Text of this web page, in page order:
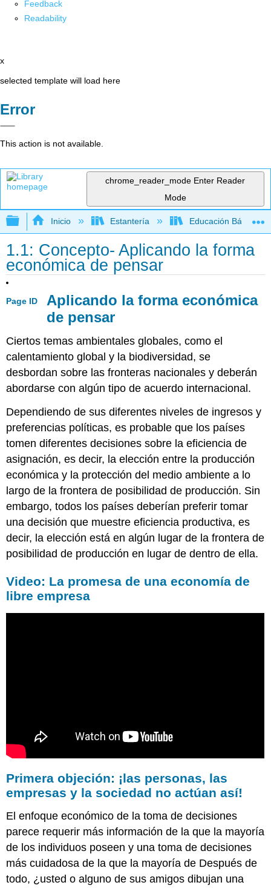
Feedback
Readability
x
selected template will load here
Error
This action is not available.
chrome_reader_mode Enter Reader
Mode
Expandir/contraer jerarquía global
Inicio Estantería Educación Básica
1.1: Concepto- Aplicando la forma
económica de pensar
Page ID
Aplicando la forma económica
de pensar
Ciertos temas ambientales globales, como el
calentamiento global y la biodiversidad, se
desbordan sobre las fronteras nacionales y deberán
abordarse con algún tipo de acuerdo internacional.
Dependiendo de sus diferentes niveles de ingresos y
preferencias políticas, es probable que los países
tomen diferentes decisiones sobre la eficiencia de
asignación, es decir, la elección entre la producción
económica y la protección del medio ambiente a lo
largo de la frontera de posibilidad de producción. Sin
embargo, todos los países deberían preferir tomar
una decisión que muestre eficiencia productiva, es
decir, la elección está en algún lugar de la frontera de
posibilidad de producción en lugar de dentro de ella.
Video: La promesa de una economía de
libre empresa
Primera objeción: ¡las personas, las
empresas y la sociedad no actúan así!
El enfoque económico de la toma de decisiones
parece requerir más información de la que la mayoría
de los individuos poseen y una toma de decisiones
más cuidadosa de la que la mayoría de Después de
todo, ¿usted o alguno de sus amigos dibujan una